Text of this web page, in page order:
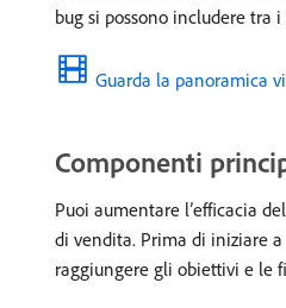
bug si possono includere tra
Guarda la panoramica
Componenti
Puoi aumentare l’efficacia
di vendita. Prima di iniziare
raggiungere gli obiettivi e le